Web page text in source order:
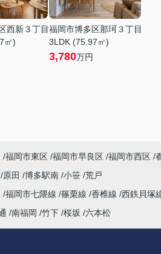
西新３丁目
㎡)
福岡市博多区那珂３丁目
3LDK (75.97㎡)
3,780万円
福岡市東区 福岡市早良区 福岡市西区
原田 博多駅南 小笹 荒戸
福岡市七隈線 篠栗線 香椎線 西鉄貝塚
南福岡 竹下 桜坂 六本松